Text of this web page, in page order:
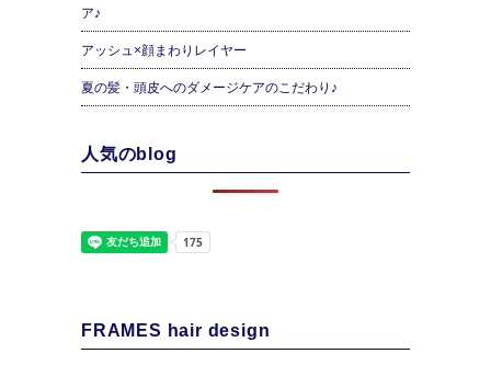
ア♪
アッシュ×顔まわりレイヤー
夏の髪・頭皮へのダメージケアのこだわり♪
人気のblog
FRAMES hair design